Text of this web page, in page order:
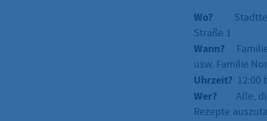
Wo?
Straße 1
Wann?
usw. Familie
Uhrzeit? 12:00
Wer? Alle,
Rezepte